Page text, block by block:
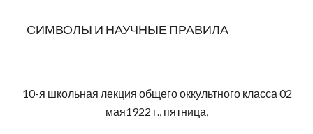
   СИМВОЛЫ И НАУЧНЫЕ ПРАВИЛА
мая1922 г., пятница,